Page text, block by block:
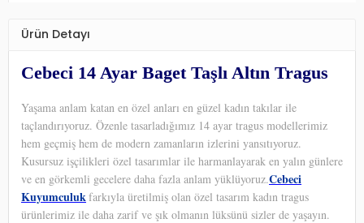
Ürün Detayı
Cebeci 14 Ayar Baget Taşlı Altın Tragus
Yaşama anlam katan en özel anları en güzel kadın takılar ile
taçlandırıyoruz. Özenle tasarladığımız 14 ayar tragus modellerimiz
hem geçmiş hem de modern zamanların izlerini yansıtıyoruz.
Kusursuz işçilikleri özel tasarımlar ile harmanlayarak en yalın günlere
ve en görkemli gecelere daha fazla anlam yüklüyoruz.Cebeci
Kuyumculukfarkıyla üretilmiş olan özel tasarım kadın tragus
ürünlerimiz ile daha zarif ve şık olmanın lüksünü sizler de yaşayın.